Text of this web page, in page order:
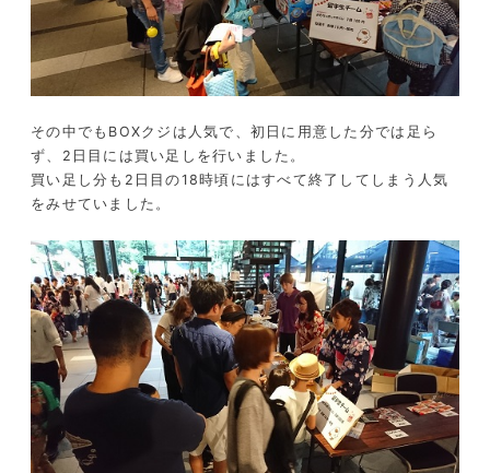
その中でもBOXクジは人気で、初日に用意した分では足ら
ず、2日目には買い足しを行いました。
買い足し分も2日目の18時頃にはすべて終了してしまう人気
をみせていました。